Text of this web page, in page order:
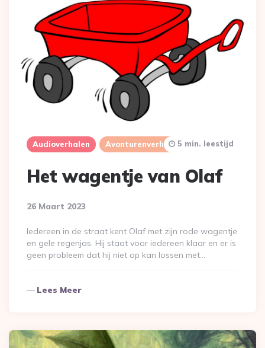
Audioverhalen Avonturenverhalen
Het wagentje van Olaf
26 Maart 2023
5 min. leestijd
Iedereen in de straat kent Olaf met zijn rode wagentje
en gele regenjas. Hij staat voor iedereen klaar en er is
geen probleem dat hij niet op kan lossen met…
Lees Meer